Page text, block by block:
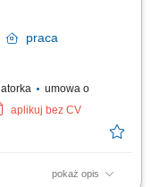
i reklamacji;
praca
umowa o
aplikuj bez CV
pokaż opis